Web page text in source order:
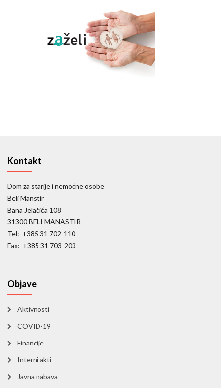
Kontakt
Dom za starije i nemoćne osobe
Beli Manstir
Bana Jelačića 108
31300 BELI MANASTIR
Tel: +385 31 702-110
Fax: +385 31 703-203
Objave
Aktivnosti
COVID-19
Financije
Interni akti
Javna nabava